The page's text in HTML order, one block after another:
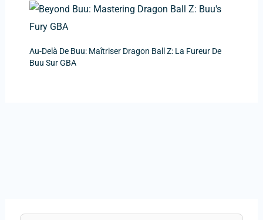
Au-Delà De Buu: Maîtriser Dragon Ball Z: La Fureur De
Buu Sur GBA